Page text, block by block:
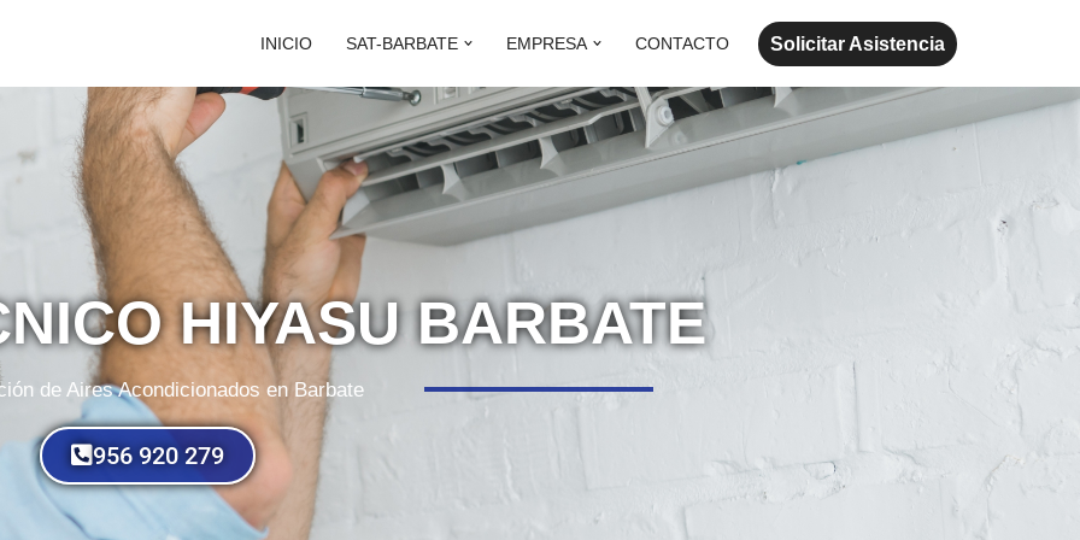
INICIO SAT-BARBATE EMPRESA CONTACTO Solicitar Asistencia
HIYASU BARBATE
de Aires Acondicionados en Barbate
956 920 279